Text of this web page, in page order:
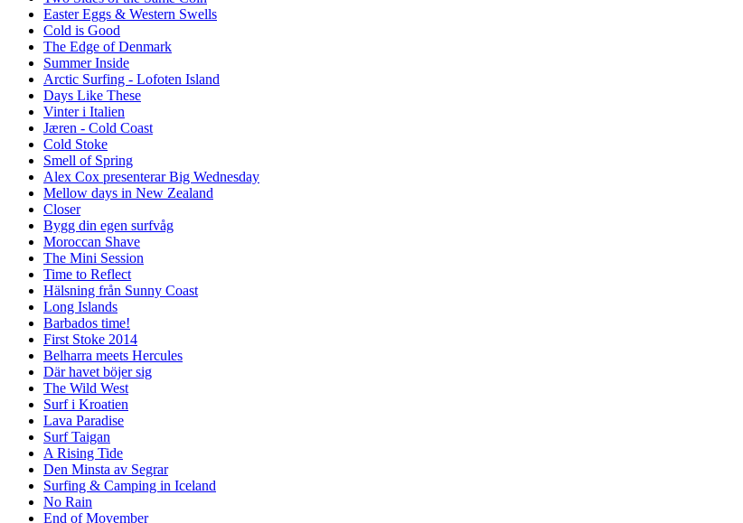
Easter Eggs & Western Swells
Cold is Good
The Edge of Denmark
Summer Inside
Arctic Surfing - Lofoten Island
Days Like These
Vinter i Italien
Jæren - Cold Coast
Cold Stoke
Smell of Spring
Alex Cox presenterar Big Wednesday
Mellow days in New Zealand
Closer
Bygg din egen surfvåg
Moroccan Shave
The Mini Session
Time to Reflect
Hälsning från Sunny Coast
Long Islands
Barbados time!
First Stoke 2014
Belharra meets Hercules
Där havet böjer sig
The Wild West
Surf i Kroatien
Lava Paradise
Surf Taigan
A Rising Tide
Den Minsta av Segrar
Surfing & Camping in Iceland
No Rain
End of Movember